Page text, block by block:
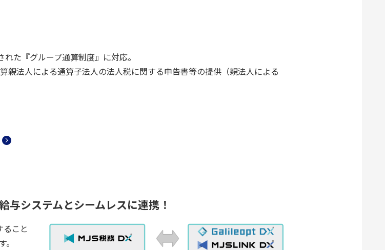
た『グループ通算制度』に対応。
親法人による通算子法人の法人税に関する申告書等の提供（親法人による
与システムとシームレスに連携！
ること